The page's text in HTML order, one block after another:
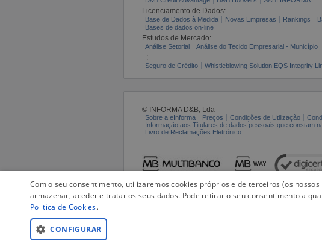
Licenciamento de Dados:
Base de Dados à Medida Novas Empresas Rankings
Bases de dados on-line
Estudos de Mercado:
Análise Setorial Análise do Tecido Empresarial - Município
+:
Seguro de Crédito Whistleblowing Solution EQS Integrity
© INFORMA D&B, Lda
Sobre a eInforma Preços Condições de Utilização
Informação aos Titulares de dados pessoais que constam
Livro de Reclamações Eletrónico
Com o seu consentimento, utilizaremos cookies próprios e de terceiros (os
armazenar, aceder e tratar os seus dados. Pode retirar o seu consentimento a
Politica de Cookies.
CONFIGURAR